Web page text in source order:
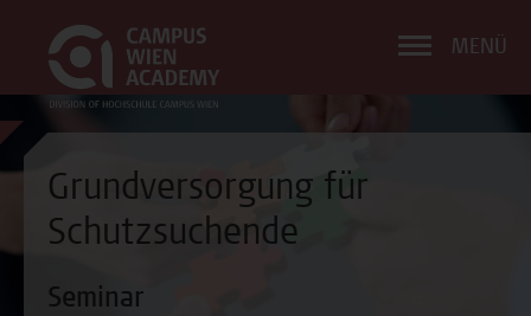
MENÜ
Grundversorgung für
Schutzsuchende
Seminar